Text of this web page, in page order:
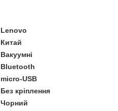
Lenovo
Китай
Вакуумні
Bluetooth
micro-USB
Без кріплення
Чорний